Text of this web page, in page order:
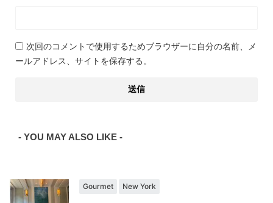
次回のコメントで使用するためブラウザーに自分の名前、メ
ールアドレス、サイトを保存する。
- YOU MAY ALSO LIKE -
Gourmet New York